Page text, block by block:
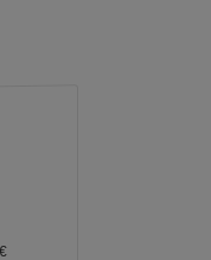
€